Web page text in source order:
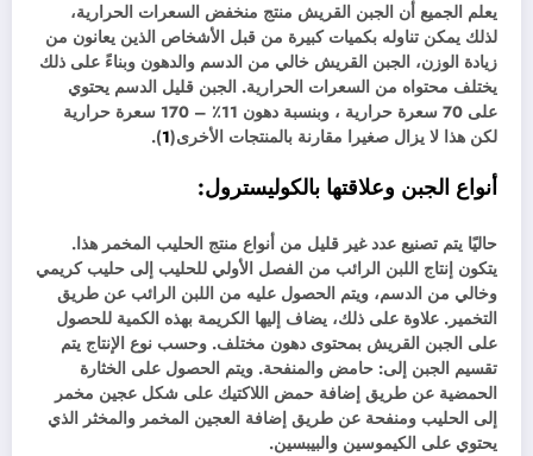
يعلم الجميع أن الجبن القريش منتج منخفض السعرات الحرارية،
لذلك يمكن تناوله بكميات كبيرة من قبل الأشخاص الذين يعانون من
زيادة الوزن، الجبن القريش خالي من الدسم والدهون وبناءً على ذلك
يختلف محتواه من السعرات الحرارية. الجبن قليل الدسم يحتوي
على 70 سعرة حرارية ، وبنسبة دهون 11٪ – 170 سعرة حرارية
لكن هذا لا يزال صغيرا مقارنة بالمنتجات الأخرى(1
).
أنواع الجبن وعلاقتها بالكوليسترول:
حاليًا يتم تصنيع عدد غير قليل من أنواع منتج الحليب المخمر هذا.
يتكون إنتاج اللبن الرائب من الفصل الأولي للحليب إلى حليب كريمي
وخالي من الدسم، ويتم الحصول عليه من اللبن الرائب عن طريق
التخمير. علاوة على ذلك، يضاف إليها الكريمة بهذه الكمية للحصول
على الجبن القريش بمحتوى دهون مختلف. وحسب نوع الإنتاج يتم
تقسيم الجبن إلى: حامض والمنفحة. ويتم الحصول على الخثارة
الحمضية عن طريق إضافة حمض اللاكتيك على شكل عجين مخمر
إلى الحليب ومنفحة عن طريق إضافة العجين المخمر والمخثر الذي
يحتوي على الكيموسين والبيبسين.